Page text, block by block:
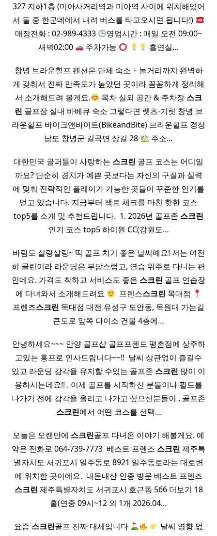
327 지하1층 (미아사거리역과 미아역 사이에 위치해있어
서 둘 중 한군데에서 내려 버스를 타고오시면 됩니다!)
매장전화 : 02-989-4333
영업시간 : 매일 오전 09:00~
새벽02:00
주차가능 흡연실…
창녕 브라운힐프 펜션은 단체 숙소 + 놀거리까지 완벽하
게 갖춰서 진짜 만족도가 높았던 곳이라 꼼꼼하게 정리해
서 소개해드려 볼게요.
목차 실외 공간 & 주차장 스크
린 골프장 실내 바베큐 숙소 그렇다면 렛츠-기릿 창녕 브
라운힐프 바이크앤바이트(BikeandBite) 브라운힐프 경상
남도 창녕군 길곡면 상길 28
주소…
대한민국 골퍼들이 사랑하는 스크린 골프 코스는 어디일
까요? 단순히 경치가 예쁜 곳보다는 자신의 구질과 실력
에 맞춰 전략적인 플레이가 가능한 곳들이 꾸준한 인기를
얻고 있습니다. 지금부터 팩트 체크를 마친 핫한 코스
top5를 소개 및 추천드립니다. ​ 1. 2026년 골프존 스크린
인기 코스 top5 하이원 CC(강원도…
바람도 살랑살랑~ 딱 골프 치기 좋은 날씨예요! 저는 여전
히 골린이라 라운딩은 부담스럽고, 연습 위주로 다니는 편
인데요. 가격도 착하고 서비스도 좋은 스크린 골프 연습장
에 다녀와서 소개해드려요
​ 프렌스스크린 목대점
프렌즈스크린 목대점 대전 유성구 도안동, 목원대 가는길
큰도로 앞쪽 다이소 건물 4층에…
안녕하세요~~~ 안양 골프샵 골프프렌드 평촌점에 상주하
고있는 홍프로 인사드립니다~~!! ​ 날씨 상관없이 즐길수
있고 라운딩 감각을 유지할 수있는 골프존 스크린 많이 이
용하시는데요!! . 이제 골프를 시작하신 분들이나 필드를
나가기 전에 감각을 올리고 나가고 싶으신분들이 . 골프존
스크린에서 어떤 코스를 선택…
오늘은 오랜만에 스크린골프 다녀온 이야기 해볼게요. 예
약은 전화로 064-739-7773 ​ 베스트 프렌즈 스크린 제주특
별자치도 서귀포시 일주동로 8921 일주동로라는 대로변
에 위치한 곳이에요. ​ 내돈내산 인증 방문 베스트 프렌즈
스크린 제주특별자치도 서귀포시 호근동 566 더보기 18
홀(연중 09시~12 외 1개 2026.04…
요즘 스크린골프 진짜 대세입니다
날씨 영향 없